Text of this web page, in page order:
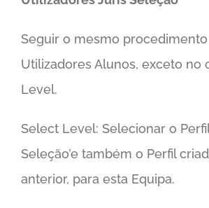
Seguir o mesmo
Utilizadores Alunos, exceto no
Level.
Select Level: Selecionar o Perfil
Seleção’e também o Perfil
anterior, para esta Equipa.